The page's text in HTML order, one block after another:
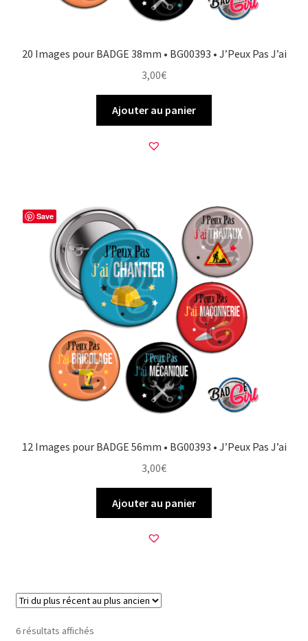
20 Images pour BADGE 38mm • BG00393 • J’Peux Pas J’ai
3,00€
Ajouter au panier
Save
12 Images pour BADGE 56mm • BG00393 • J’Peux Pas J’ai
3,00€
Ajouter au panier
6 résultats affichésTrié